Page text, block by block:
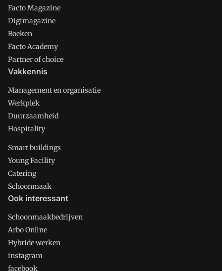
Facto Magazine
Digimagazine
Boeken
Facto Academy
Partner of choice
Vakkennis
Management en organisatie
Werkplek
Duurzaamheid
Hospitality
Smart buildings
Young Facility
Catering
Schoonmaak
Ook interessant
Schoonmaakbedrijven
Arbo Online
Hybride werken
instagram
facebook